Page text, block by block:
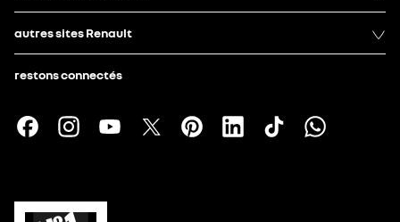
autres sites Renault
restons connectés